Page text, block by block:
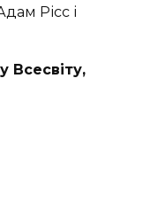
Рісс і
Всесвіту,